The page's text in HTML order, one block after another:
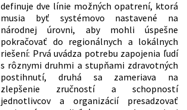
definuje dve línie možných opatrení, ktorá
musia byť systémovo nastavené na
národnej úrovni, aby mohli úspešne
pokračovať do regionálnych a lokálnych
riešení: Prvá uvádza potrebu zapojenia ľudí
s rôznymi druhmi a stupňami zdravotných
postihnutí, druhá sa zameriava na
zlepšenie zručností a schopností
jednotlivcov a organizácií presadzovať